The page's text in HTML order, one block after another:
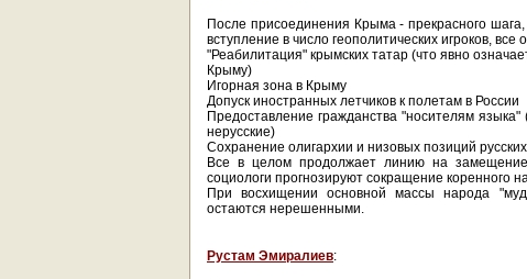
После присоединения Крыма - прекрасного
вступление в число геополитических игроков,
"Реабилитация" крымских татар (что явно
Крыму)
Игорная зона в Крыму
Допуск иностранных летчиков к полетам в России
Предоставление гражданства "носителям
нерусские)
Сохранение олигархии и низовых позиций
Все в целом продолжает линию на
социологи прогнозируют сокращение коренного
При восхищении основной массы народа
остаются нерешенными.
Рустам Эмиралиев: